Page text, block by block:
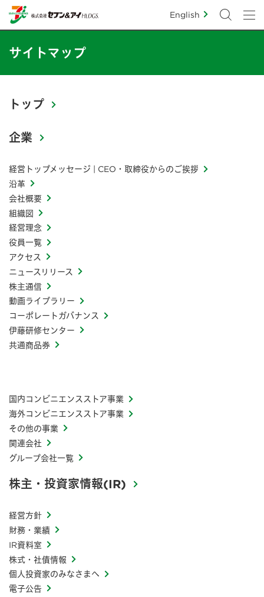
English
サイトマップ
トップ
企業
経営トップメッセージ | CEO・取締役からのご挨拶
沿革
会社概要
組織図
経営理念
役員一覧
アクセス
ニュースリリース
株主通信
動画ライブラリー
コーポレートガバナンス
伊藤研修センター
共通商品券
国内コンビニエンスストア事業
海外コンビニエンスストア事業
その他の事業
関連会社
グループ会社一覧
株主・投資家情報(IR)
経営方針
財務・業績
IR資料室
株式・社債情報
個人投資家のみなさまへ
電子公告